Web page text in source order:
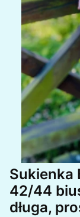
Sukienka
42/44
długa,